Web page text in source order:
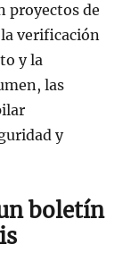
proyectos de
verificación
y la
las
y
boletín